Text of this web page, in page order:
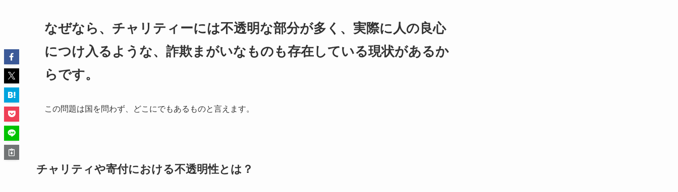
なぜなら、チャリティーには不透明な部分が多く、実際に人の良心
につけ入るような、詐欺まがいなものも存在している現状があるか
らです。
この問題は国を問わず、どこにでもあるものと言えます。
チャリティや寄付における不透明性とは？